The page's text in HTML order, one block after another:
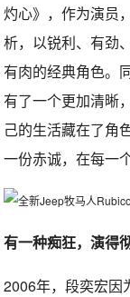
灼心》，作为演员
析，以锐利、有劲
有肉的经典角色。
有了一个更加清晰
己的生活藏在了角
一份赤诚，在每一
有一种痴狂，演得
2006年，段奕宏因